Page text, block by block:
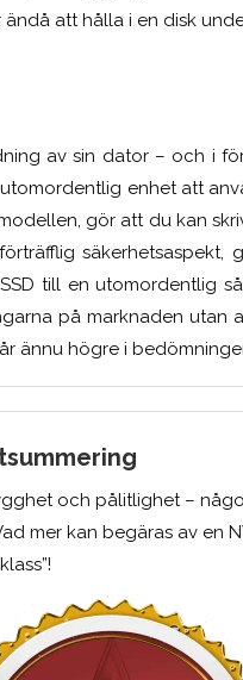
att hålla i en disk
av sin dator – och i
enhet att
gör att du kan
säkerhetsaspekt,
till en utomordentlig
på marknaden
ännu högre i
och pålitlighet –
mer kan begäras av en